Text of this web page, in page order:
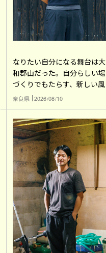
なりたい自分になる舞台は大
和郡山だった。自分らしい場
づくりでもたらす、新しい風
奈良県 2026/08/10